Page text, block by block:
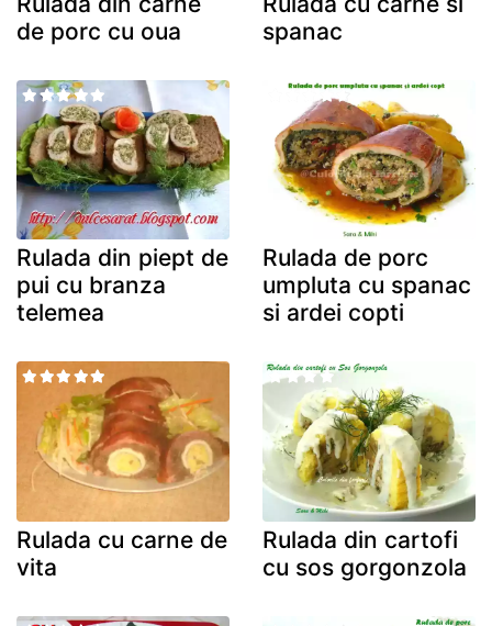
de porc cu oua
spanac
Rulada din piept de
pui cu branza
telemea
Rulada de porc
umpluta cu spanac
si ardei copti
Rulada cu carne de
vita
Rulada din cartofi
cu sos gorgonzola